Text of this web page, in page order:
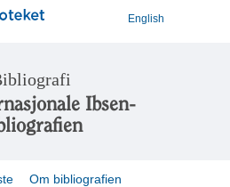
English
Ibsen-
Om bibliografien